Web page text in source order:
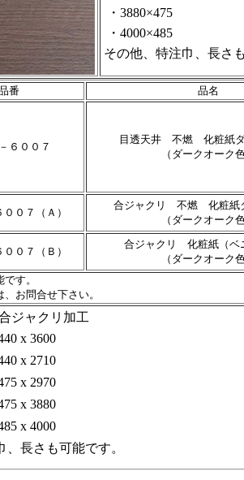
・3880×475
・4000×485
その他、特注巾、長さ
番 品名
６００７
目透天井 不燃 化粧紙
（ダークオーク
０７（Ａ）
合ジャクリ 不燃 化粧紙
（ダークオーク
０７（Ｂ）
合ジャクリ 化粧紙（ベ
（ダークオーク
す。
、お問合せ下さい。
ジャクリ加工
x 3600
x 2710
x 2970
x 3880
x 4000
長さも可能です。